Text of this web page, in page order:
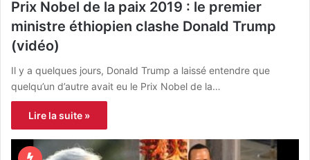
Prix Nobel de la paix 2019 : le premier
ministre éthiopien clashe Donald Trump
(vidéo)
Il y a quelques jours, Donald Trump a laissé entendre que
quelqu’un d’autre avait eu le Prix Nobel de la…
Lire la suite »